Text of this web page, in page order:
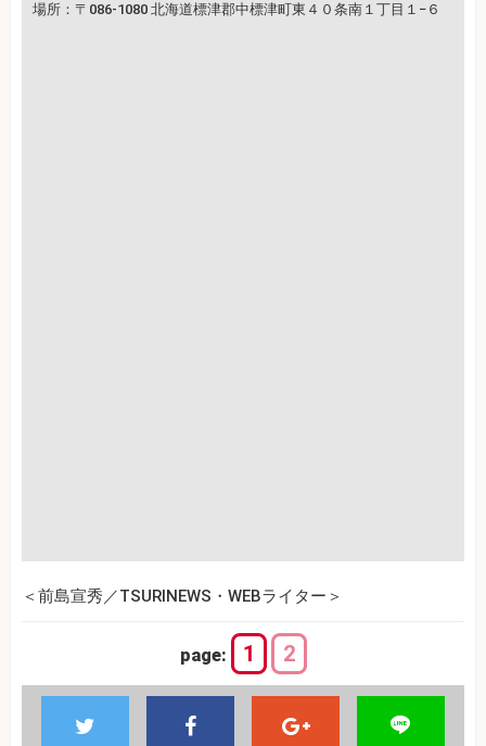
場所：〒086-1080 北海道標津郡中標津町東４０条南１丁目１−６
＜前島宣秀／TSURINEWS・WEBライター＞
page: 1 2